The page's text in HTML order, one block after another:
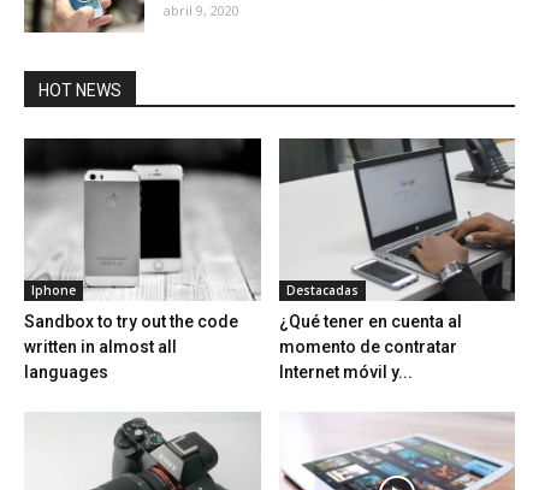
abril 9, 2020
HOT NEWS
Iphone
Sandbox to try out the code
written in almost all
languages
Destacadas
¿Qué tener en cuenta al
momento de contratar
Internet móvil y...